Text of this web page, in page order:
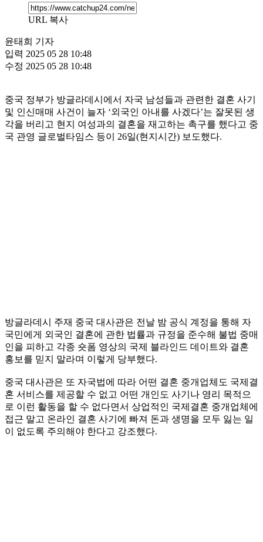
URL 복사
윤태희 기자
입력 2025 05 28 10:48
수정 2025 05 28 10:48
중국 정부가 방글라데시에서 자국 남성들과 관련한 결혼 사기
및 인신매매 사건이 늘자 ‘외국인 아내를 사겠다’는 잘못된 생
각을 버리고 현지 여성과의 결혼을 재고하는 촉구를 했다고 중
국 관영 글로벌타임스 등이 26일(현지시간) 보도했다.
방글라데시 주재 중국 대사관은 전날 밤 공식 계정을 통해 자
국민에게 외국인 결혼에 관한 법률과 규정을 준수해 불법 중매
인을 피하고 각종 숏폼 영상의 국제 블라인드 데이트와 결혼
홍보를 믿지 말라며 이렇게 당부했다.
중국 대사관은 또 자국법에 따라 어떤 결혼 중개업체도 국제결
혼 서비스를 제공할 수 없고 어떤 개인도 사기나 영리 목적으
로 이런 활동을 할 수 없다면서 상업적인 국제결혼 중개업체에
접근 말고 온라인 결혼 사기에 빠져 돈과 생명을 모두 잃는 일
이 없도록 주의해야 한다고 강조했다.